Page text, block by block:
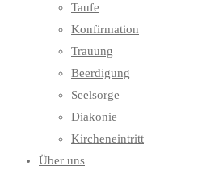
Taufe
Konfirmation
Trauung
Beerdigung
Seelsorge
Diakonie
Kircheneintritt
Über uns